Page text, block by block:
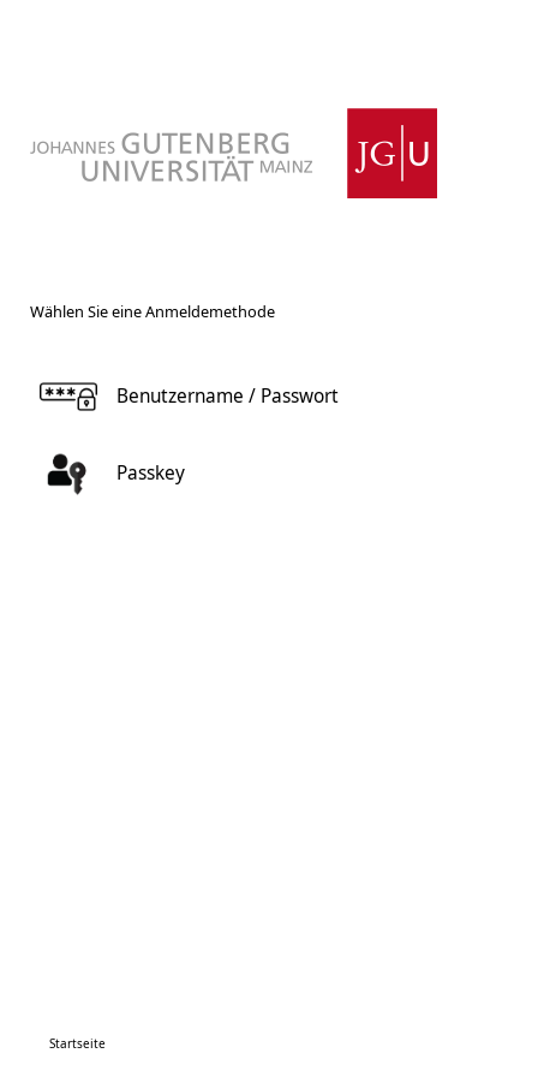
Wählen Sie eine Anmeldemethode
Benutzername / Passwort
Passkey
Startseite